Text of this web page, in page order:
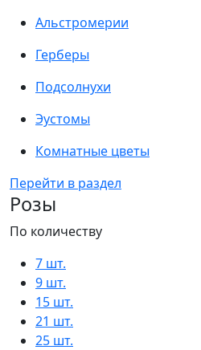
Альстромерии
Герберы
Подсолнухи
Эустомы
Комнатные цветы
Перейти в раздел
Розы
По количеству
7 шт.
9 шт.
15 шт.
21 шт.
25 шт.